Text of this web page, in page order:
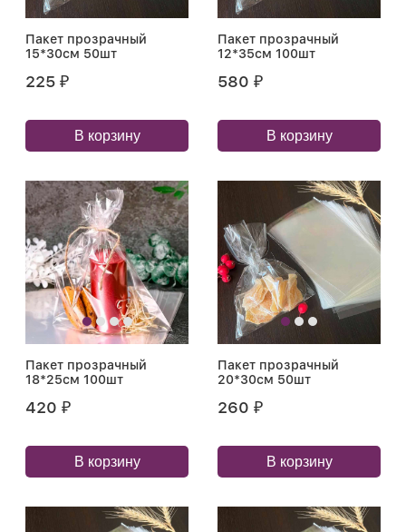
Пакет прозрачный
15*30см 50шт
225 ₽
В корзину
Пакет прозрачный
12*35см 100шт
580 ₽
В корзину
Пакет прозрачный
18*25см 100шт
420 ₽
В корзину
Пакет прозрачный
20*30см 50шт
260 ₽
В корзину